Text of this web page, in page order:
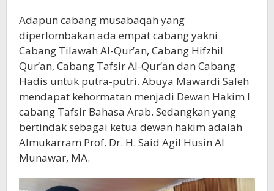
Adapun cabang musabaqah yang
diperlombakan ada empat cabang yakni
Cabang Tilawah Al-Qur’an, Cabang Hifzhil
Qur’an, Cabang Tafsir Al-Qur’an dan Cabang
Hadis untuk putra-putri. Abuya Mawardi Saleh
mendapat kehormatan menjadi Dewan Hakim I
cabang Tafsir Bahasa Arab. Sedangkan yang
bertindak sebagai ketua dewan hakim adalah
Almukarram Prof. Dr. H. Said Agil Husin Al
Munawar, MA.